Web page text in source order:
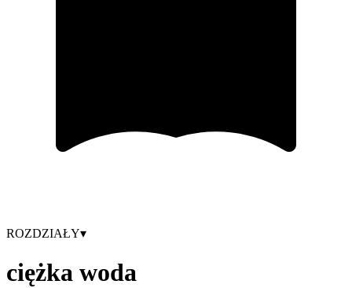
ROZDZIAŁY▾
ciężka woda